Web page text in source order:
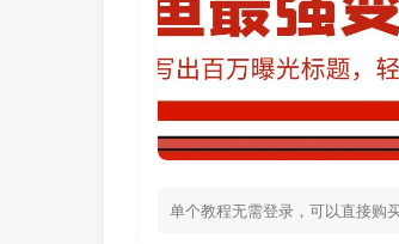
单个教程无需登录，可以直接购